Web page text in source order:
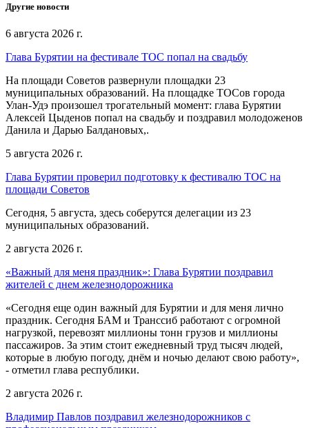
Другие новости
6 августа 2026 г.
Глава Бурятии на фестивале ТОС попал на свадьбу
На площади Советов развернули площадки 23
муниципальных образований. На площадке ТОСов города
Улан-Удэ произошел трогательный момент: глава Бурятии
Алексей Цыденов попал на свадьбу и поздравил молодоженов
Данила и Дарью Балдановых,.
5 августа 2026 г.
Глава Бурятии проверил подготовку к фестивалю ТОС на
площади Советов
Сегодня, 5 августа, здесь соберутся делегации из 23
муниципальных образований.
2 августа 2026 г.
«Важный для меня праздник»: Глава Бурятии поздравил
жителей с днем железнодорожника
«Сегодня еще один важный для Бурятии и для меня лично
праздник. Сегодня БАМ и Транссиб работают с огромной
нагрузкой, перевозят миллионы тонн грузов и миллионы
пассажиров. За этим стоит ежедневный труд тысяч людей,
которые в любую погоду, днём и ночью делают свою работу»,
- отметил глава республики.
2 августа 2026 г.
Владимир Павлов поздравил железнодорожников с